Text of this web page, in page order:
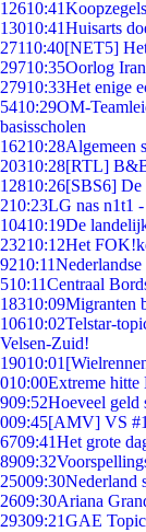
12610:41
13010:41Huisarts
27110:40[NET5]
29710:35Oorlog
27910:33Het enige
5410:29OM-
basisscholen
16210:28Algemeen
20310:28[RTL]
12810:26[SBS6] De
210:23LG nas n1t1
10410:19De
23210:12Het
9210:11
510:11Centraal
18310:09Migranten
10610:02Telstar-
Velsen-Zuid!
19010:01
010:00Extreme hitte
909:52Hoeveel geld
009:45[AMV] VS
6709:41Het grote
8909:32
25009:30Nederland
2609:30Ariana
29309:21GAE